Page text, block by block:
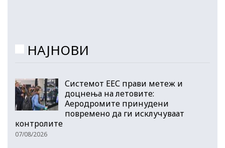
НАЈНОВИ
Системот ЕЕС прави метеж и
доцнења на летовите:
Аеродромите принудени
повремено да ги исклучуваат
контролите
07/08/2026